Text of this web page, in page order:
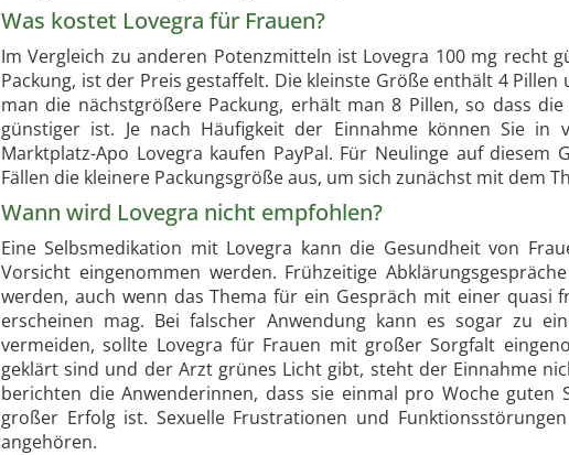
Was kostet Lovegra für Frauen?
Im Vergleich zu anderen Potenzmitteln ist Lovegra 100 mg recht
Packung, ist der Preis gestaffelt. Die kleinste Größe enthält 4
man die nächstgrößere Packung, erhält man 8 Pillen, so dass
günstiger ist. Je nach Häufigkeit der Einnahme können Sie in
Marktplatz-Apo Lovegra kaufen PayPal. Für Neulinge auf
Fällen die kleinere Packungsgröße aus, um sich zunächst mit dem
Wann wird Lovegra nicht empfohlen?
Eine Selbsmedikation mit Lovegra kann die Gesundheit von
Vorsicht eingenommen werden. Frühzeitige
werden, auch wenn das Thema für ein Gespräch mit einer quasi
erscheinen mag. Bei falscher Anwendung kann es sogar zu
vermeiden, sollte Lovegra für Frauen mit großer Sorgfalt
geklärt sind und der Arzt grünes Licht gibt, steht der Einnahme
berichten die Anwenderinnen, dass sie einmal pro Woche guten
großer Erfolg ist. Sexuelle Frustrationen und
angehören.